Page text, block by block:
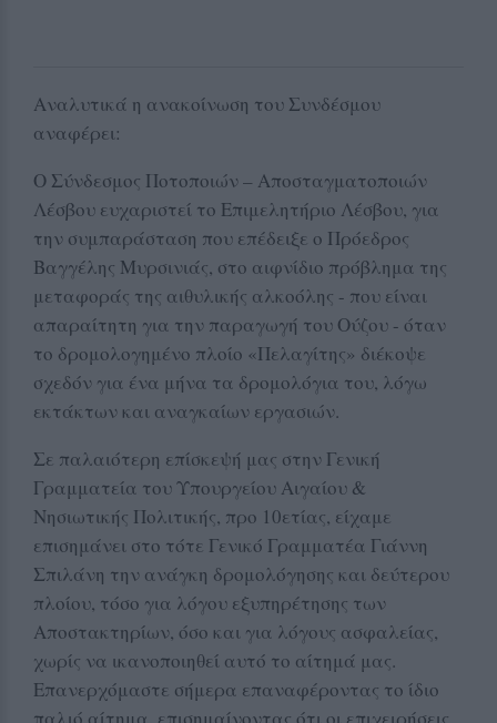
Αναλυτικά η ανακοίνωση του Συνδέσμου
αναφέρει:
Ο Σύνδεσμος Ποτοποιών – Αποσταγματοποιών
Λέσβου ευχαριστεί το Επιμελητήριο Λέσβου, για
την συμπαράσταση που επέδειξε ο Πρόεδρος
Βαγγέλης Μυρσινιάς, στο αιφνίδιο πρόβλημα της
μεταφοράς της αιθυλικής αλκοόλης - που είναι
απαραίτητη για την παραγωγή του Ούζου - όταν
το δρομολογημένο πλοίο «Πελαγίτης» διέκοψε
σχεδόν για ένα μήνα τα δρομολόγια του, λόγω
εκτάκτων και αναγκαίων εργασιών.
Σε παλαιότερη επίσκεψή μας στην Γενική
Γραμματεία του Υπουργείου Αιγαίου &
Νησιωτικής Πολιτικής, προ 10ετίας, είχαμε
επισημάνει στο τότε Γενικό Γραμματέα Γιάννη
Σπιλάνη την ανάγκη δρομολόγησης και δεύτερου
πλοίου, τόσο για λόγου εξυπηρέτησης των
Αποστακτηρίων, όσο και για λόγους ασφαλείας,
χωρίς να ικανοποιηθεί αυτό το αίτημά μας.
Επανερχόμαστε σήμερα επαναφέροντας το ίδιο
παλιό αίτημα, επισημαίνοντας ότι οι επιχειρήσεις